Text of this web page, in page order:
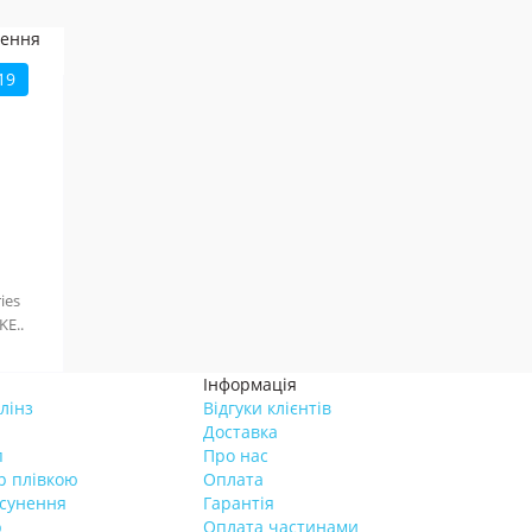
плівкою
Інформація
Відгуки клієнтів
Доставка
Про нас
Оплата
Гарантія
Оплата частинами